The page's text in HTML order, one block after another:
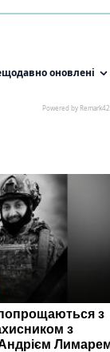
попрощаються з
з